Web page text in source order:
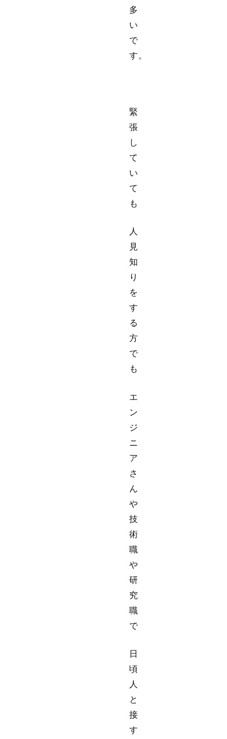
多
い
で
す。
緊
張
し
て
い
て
も
人
見
知
り
を
す
る
方
で
も
エ
ン
ジ
ニ
ア
さ
ん
や
技
術
職
や
研
究
職
で
日
頃
人
と
接
す